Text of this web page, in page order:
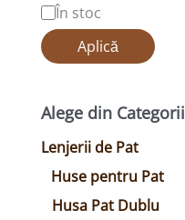
În stoc
Aplică
Alege din Categorii
Lenjerii de Pat
Huse pentru Pat
Husa Pat Dublu